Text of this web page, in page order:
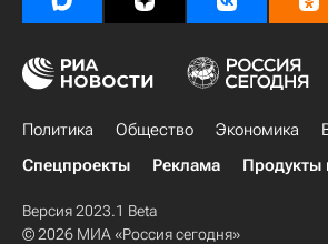
Политика Общество Экономика
Спецпроекты
Реклама Продукты
Версия 2023.1 Beta
© 2026 МИА «Россия сегодня»